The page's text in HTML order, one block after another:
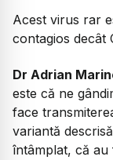
Acest virus rar
contagios decât
Dr Adrian
este că ne
face
variantă
întâmplat, că